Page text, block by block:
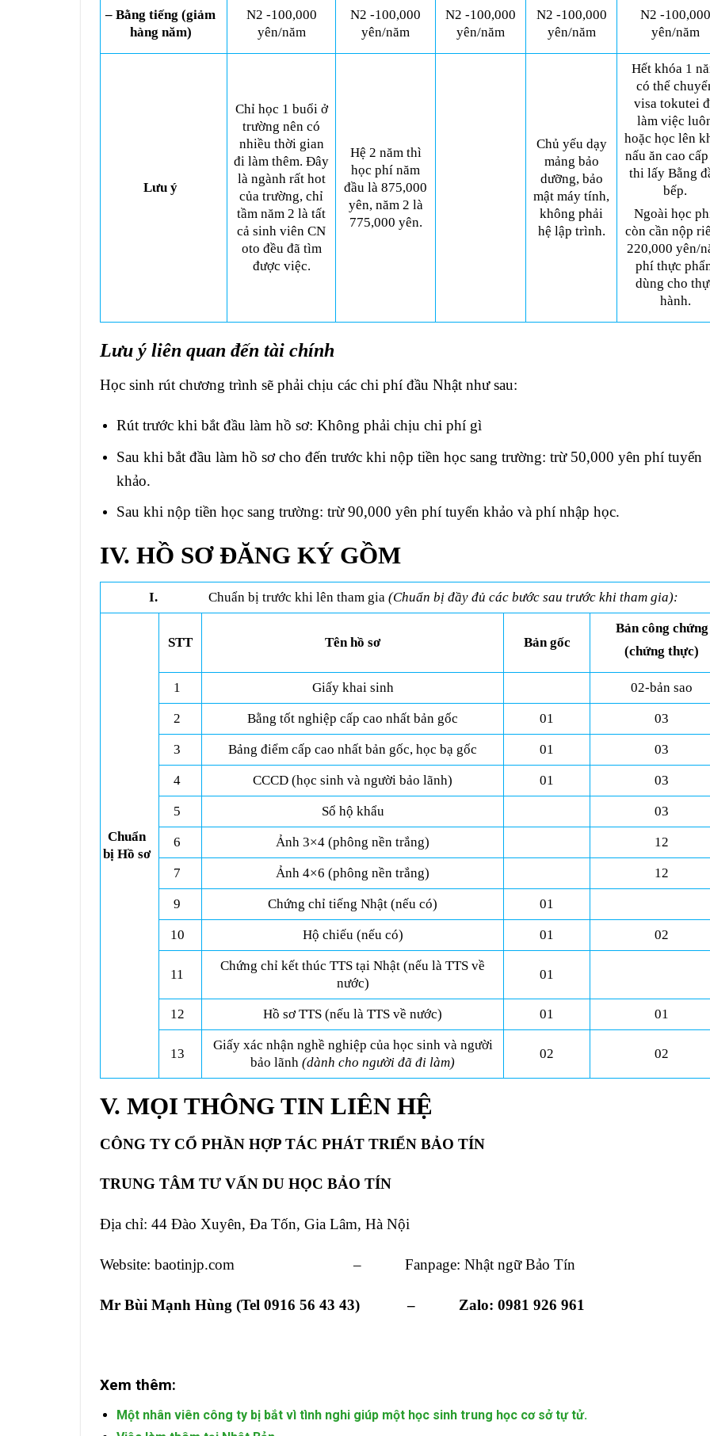
– Bằng tiếng (giảm
hàng năm)
N2 -100,000
yên/năm
N2 -100,000
yên/năm
N2 -100,000
yên/năm
N2 -100,000
yên/năm
N2 -100,000
yên/năm
Lưu ý
Chỉ học 1 buổi ở
trường nên có
nhiều thời gian
đi làm thêm. Đây
là ngành rất hot
của trường, chỉ
tầm năm 2 là tất
cả sinh viên CN
oto đều đã tìm
được việc.
Hệ 2 năm thì
học phí năm
đầu là 875,000
yên, năm 2 là
775,000 yên.
Chủ yếu dạy
mảng bảo
dưỡng, bảo
mật máy tính,
không phải
hệ lập trình.
Hết khóa 1
có thể
visa tokutei
làm việc
hoặc học lên
nấu ăn cao
thi lấy Bằng
bếp.
Ngoài học
còn cần nộp
220,000 yên/
phí thực
dùng cho
hành.
Lưu ý liên quan đến tài chính
Học sinh rút chương trình sẽ phải chịu các chi phí đầu Nhật như sau:
Rút trước khi bắt đầu làm hồ sơ: Không phải chịu chi phí gì
Sau khi bắt đầu làm hồ sơ cho đến trước khi nộp tiền học sang trường: trừ 50,000 yên phí tuyển
khảo.
Sau khi nộp tiền học sang trường: trừ 90,000 yên phí tuyển khảo và phí nhập học.
IV. HỒ SƠ ĐĂNG KÝ GỒM
I. Chuẩn bị trước khi lên tham gia (Chuẩn bị đầy đủ các bước sau trước khi tham gia):
Chuẩn
bị Hồ sơ
STT Tên hồ sơ Bản gốc
Bản công chứng
(chứng thực)
1 Giấy khai sinh 02-bản sao
2 Bằng tốt nghiệp cấp cao nhất bản gốc 01 03
3 Bảng điểm cấp cao nhất bản gốc, học bạ gốc 01 03
4 CCCD (học sinh và người bảo lãnh) 01 03
5 Sổ hộ khẩu 03
6 Ảnh 3×4 (phông nền trắng) 12
7 Ảnh 4×6 (phông nền trắng) 12
9 Chứng chỉ tiếng Nhật (nếu có) 01
10 Hộ chiếu (nếu có) 01 02
11
Chứng chỉ kết thúc TTS tại Nhật (nếu là TTS về
nước)
01
12 Hồ sơ TTS (nếu là TTS về nước) 01 01
13
Giấy xác nhận nghề nghiệp của học sinh và người
bảo lãnh (dành cho người đã đi làm)
02 02
V. MỌI THÔNG TIN LIÊN HỆ
CÔNG TY CỔ PHẦN HỢP TÁC PHÁT TRIỂN BẢO TÍN
TRUNG TÂM TƯ VẤN DU HỌC BẢO TÍN
Địa chỉ: 44 Đào Xuyên, Đa Tốn, Gia Lâm, Hà Nội
Website: baotinjp.com – Fanpage: Nhật ngữ Bảo Tín
Mr Bùi Mạnh Hùng (Tel 0916 56 43 43) – Zalo: 0981 926 961
Xem thêm:
Một nhân viên công ty bị bắt vì tình nghi giúp một học sinh trung học cơ sở tự tử.